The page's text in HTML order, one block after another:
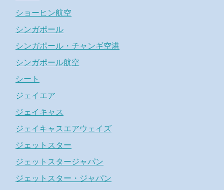
ショーヒン航空
シンガポール
シンガポール・チャンギ空港
シンガポール航空
シート
ジェイエア
ジェイキャス
ジェイキャスエアウェイズ
ジェットスター
ジェットスタージャパン
ジェットスター・ジャパン